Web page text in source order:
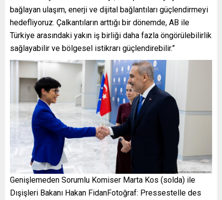
bağlayan ulaşım, enerji ve dijital bağlantıları güçlendirmeyi
hedefliyoruz. Çalkantıların arttığı bir dönemde, AB ile
Türkiye arasındaki yakın iş birliği daha fazla öngörülebilirlik
sağlayabilir ve bölgesel istikrarı güçlendirebilir.”
Genişlemeden Sorumlu Komiser Marta Kos (solda) ile
Dışişleri Bakanı Hakan FidanFotoğraf: Pressestelle des